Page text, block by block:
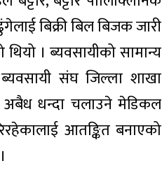
बिक्री बिल बिजक जारी
। ब्यवसायीको सामान्य
संघ जिल्ला शाखा
अबैध धन्दा चलाउने मेडिकल
आतङ्कित बनाएको